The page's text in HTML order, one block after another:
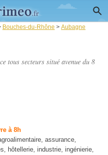
Bouches-du-Rhône > Aubagne
tous secteurs situé avenue du 8
à 8h
, assurance,
, hôtellerie, industrie, ingénierie,